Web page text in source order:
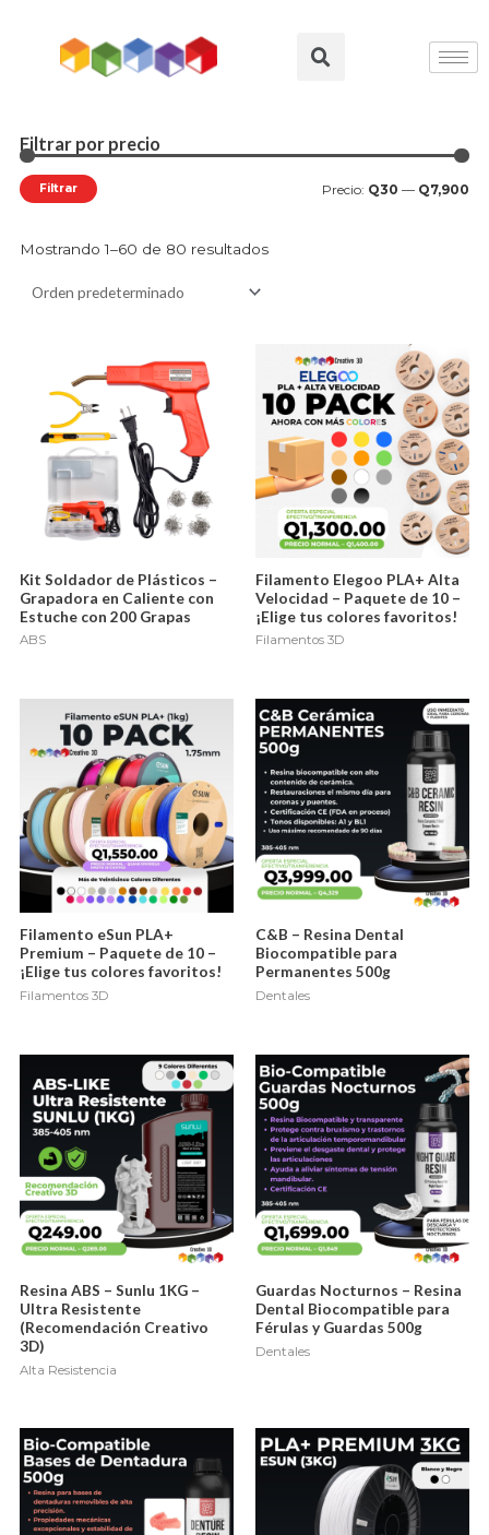
contenido
Search
Filtrar por precio
Filtrar Precio: Q30 — Q7,900
Mostrando 1–60 de 80 resultados
Kit Soldador de Plásticos –
Grapadora en Caliente con
Estuche con 200 Grapas
ABS
Filamento Elegoo PLA+ Alta
Velocidad – Paquete de 10 –
¡Elige tus colores favoritos!
Filamentos 3D
Filamento eSun PLA+
Premium – Paquete de 10 –
¡Elige tus colores favoritos!
Filamentos 3D
C&B – Resina Dental
Biocompatible para
Permanentes 500g
Dentales
Resina ABS – Sunlu 1KG –
Ultra Resistente
(Recomendación Creativo
3D)
Alta Resistencia
Guardas Nocturnos – Resina
Dental Biocompatible para
Férulas y Guardas 500g
Dentales